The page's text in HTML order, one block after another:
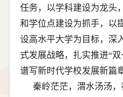
任务，以学科建设为龙头
和学位点建设为抓手，以
设高水平大学为目标，深
式发展战略，扎实推进“
谱写新时代学校发展新篇
秦岭茫茫，渭水汤汤